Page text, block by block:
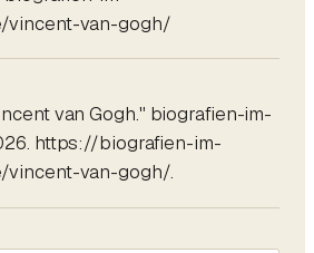
vincent-van-gogh/
van Gogh." biografien-im-
https://biografien-im-
vincent-van-gogh/.